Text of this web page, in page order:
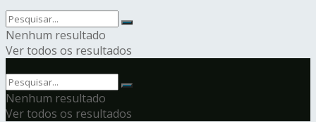
Nenhum resultado
Ver todos os resultados
Nenhum resultado
Ver todos os resultados